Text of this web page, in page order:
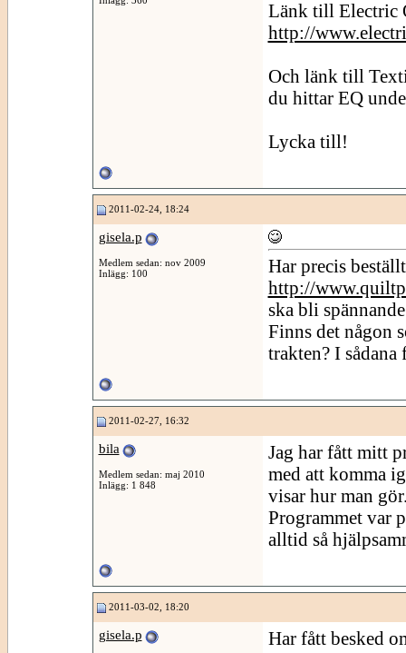
Länk till Electric
http://
Och länk till
du hittar EQ
Lycka till!
2011-02-24, 18:24
gisela.p
Medlem sedan: nov 2009
Inlägg: 100
Har precis
http://
ska bli
Finns det någon
trakten? I
2011-02-27, 16:32
bila
Medlem sedan: maj 2010
Inlägg: 1 848
Jag har fått mitt
med att komma
visar hur man
Programmet var
alltid så
2011-03-02, 18:20
gisela.p
Har fått besked